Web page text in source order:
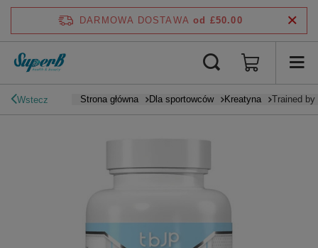
DARMOWA DOSTAWA od £50.00
Wstecz Strona główna Dla sportowców Kreatyna Trained by